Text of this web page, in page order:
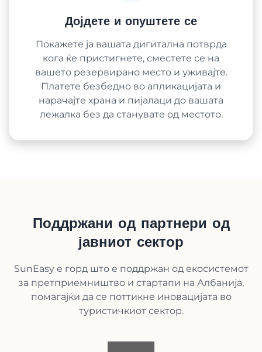
Дојдете и опуштете се
Покажете ја вашата дигитална потврда
кога ќе пристигнете, сместете се на
вашето резервирано место и уживајте.
Платете безбедно во апликацијата и
нарачајте храна и пијалаци до вашата
лежалка без да станувате од местото.
Поддржани од партнери од
јавниот сектор
SunEasy е горд што е поддржан од екосистемот
за претприемништво и стартапи на Албанија,
помагајќи да се поттикне иновацијата во
туристичкиот сектор.